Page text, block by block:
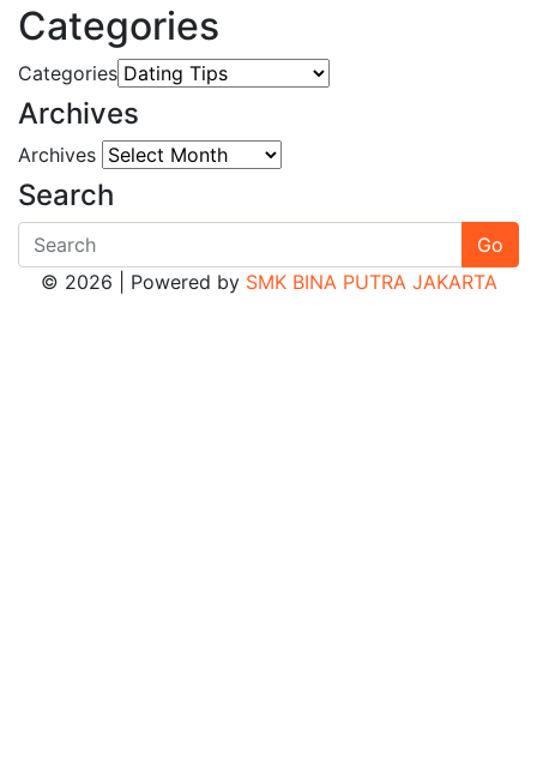
Categories
Categories
Archives
Archives
Search
Go
© 2026 | Powered by SMK BINA PUTRA JAKARTA